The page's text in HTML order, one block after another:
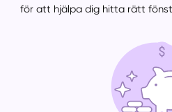
för att hjälpa dig hitta rätt